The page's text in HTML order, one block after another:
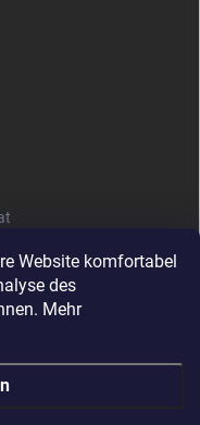
Website komfortabel
des
Mehr